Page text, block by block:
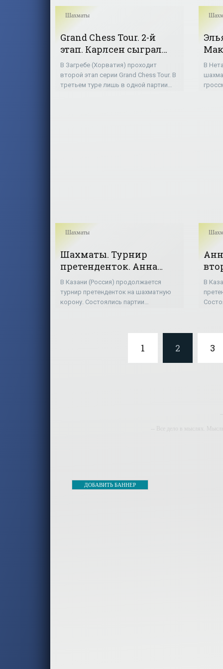
Шахматы
Grand Chess Tour. 2-й
этап. Карлсен сыграл
вничью с Каруаной,
Непомнящий победил
Мамедьярова в третьем
В Загребе (Хорватия) проходит
второй этап серии Grand Chess Tour. В
третьем туре лишь в одной партии
В
Шахматы
Шахматы. Турнир
претенденток. Анна
Музычук победила
Гунину, Мария
проиграла Костенюк -
В Казани (Россия) продолжается
турнир претенденток на шахматную
корону. Состоялись партии
Валентину Гунину. Мария Музычук
В
1 2 3
-- Все дело в мыслях.
ДОБАВИТЬ БАННЕР